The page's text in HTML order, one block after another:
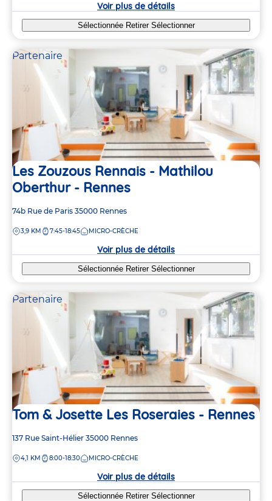
Voir plus de détails
Sélectionnée Retirer Sélectionner
Partenaire
Les Zouzous Rennais - Mathilou
Oberthur - Rennes
Adresse
la
74b Rue de Paris 35000 Rennes
DISTANCE
3,9 KM 7:45-18:45 MICRO-CRÈCHE
Voir plus de détails
Sélectionnée Retirer Sélectionner
Partenaire
Tom & Josette Les Roseraies - Rennes
Adresse
la
137 Rue Saint-Hélier 35000 Rennes
DISTANCE
4,1 KM 8:00-18:30 MICRO-CRÈCHE
Voir plus de détails
Sélectionnée Retirer Sélectionner